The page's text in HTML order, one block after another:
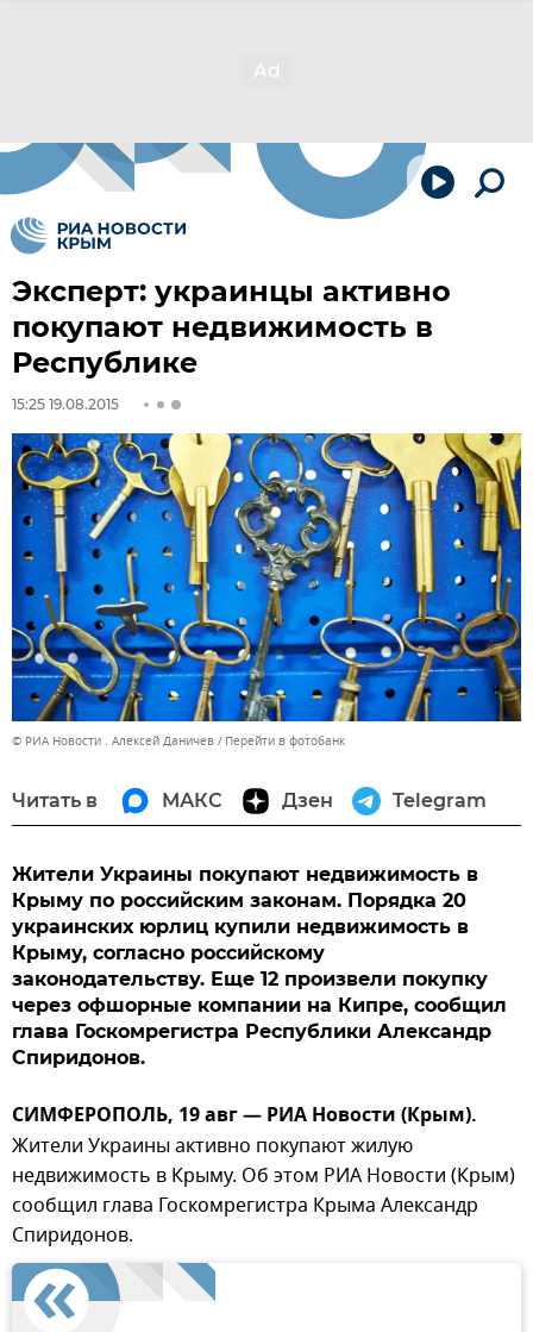
Эксперт: украинцы активно
покупают недвижимость в
Республике
15:25 19.08.2015
© РИА Новости . Алексей Даничев Перейти в фотобанк
Читать в МАКС Дзен Telegram
Жители Украины покупают недвижимость в
Крыму по российским законам. Порядка 20
украинских юрлиц купили недвижимость в
Крыму, согласно российскому
законодательству. Еще 12 произвели покупку
через офшорные компании на Кипре, сообщил
глава Госкомрегистра Республики Александр
Спиридонов.
СИМФЕРОПОЛЬ, 19 авг — РИА Новости (Крым).
Жители Украины активно покупают жилую
недвижимость в Крыму. Об этом РИА Новости (Крым)
сообщил глава Госкомрегистра Крыма Александр
Спиридонов.